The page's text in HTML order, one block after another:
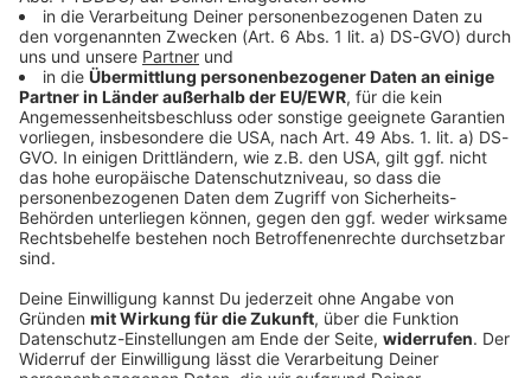
Welt
Schüsse an Schule nahe Bangkok: mindestens
sieben Tote